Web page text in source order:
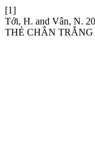
[1]
Tới, H. and Vân, N.
THẺ CHÂN TRẮNG